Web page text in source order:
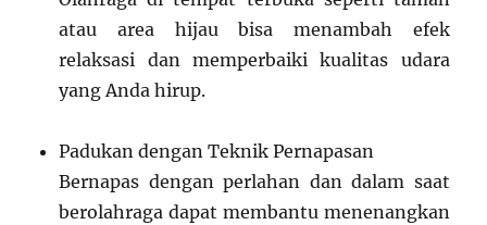
atau area hijau bisa menambah efek
relaksasi dan memperbaiki kualitas udara
yang Anda hirup.
Padukan dengan Teknik Pernapasan
Bernapas dengan perlahan dan dalam saat
berolahraga dapat membantu menenangkan